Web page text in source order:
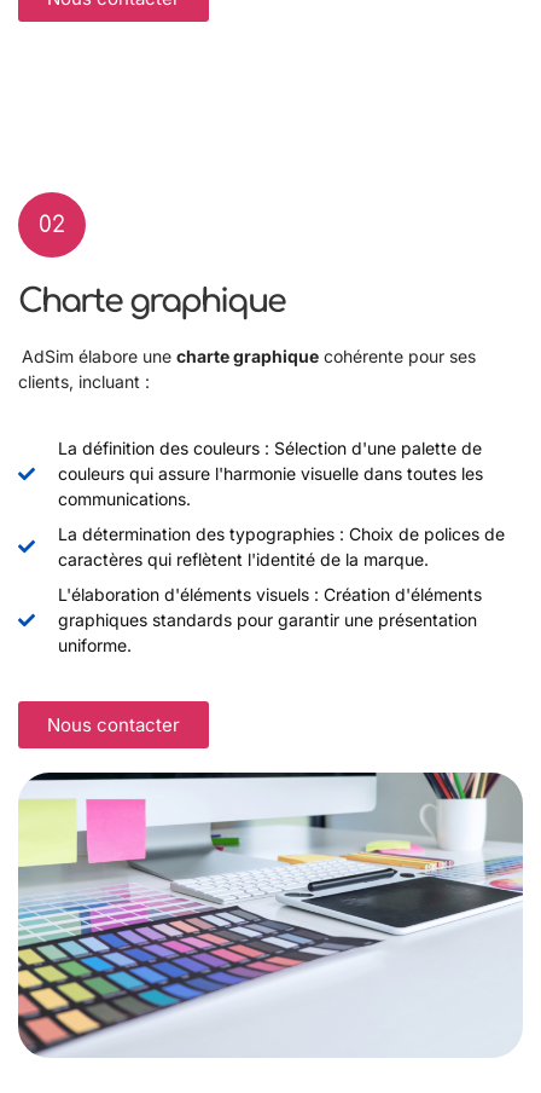
02
Charte graphique
AdSim élabore une charte graphique cohérente pour ses
clients, incluant :
La définition des couleurs : Sélection d'une palette de
couleurs qui assure l'harmonie visuelle dans toutes les
communications.
La détermination des typographies : Choix de polices de
caractères qui reflètent l'identité de la marque.
L'élaboration d'éléments visuels : Création d'éléments
graphiques standards pour garantir une présentation
uniforme.
Nous contacter